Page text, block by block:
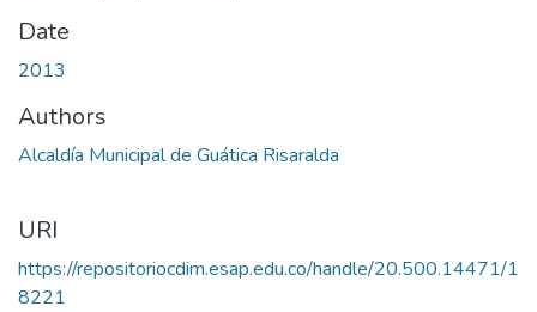
Date
2013
Authors
Alcaldía Municipal de Guática Risaralda
URI
https://repositoriocdim.esap.edu.co/handle/20.500.14471/1
8221